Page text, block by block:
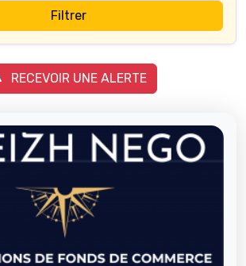
Filtrer
RECEVOIR UNE ALERTE